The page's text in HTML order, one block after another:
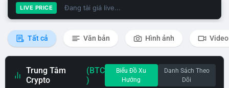
LIVE PRICE Đang tải giá live...
Tất cả Văn bản Hình ảnh Video
Trung Tâm
Crypto
(BTC
)
Biểu Đồ Xu
Hướng
Danh Sách Theo
Dõi